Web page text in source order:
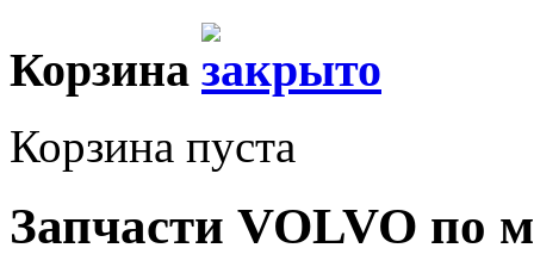
Корзина
Корзина пуста
Запчасти VOLVO по